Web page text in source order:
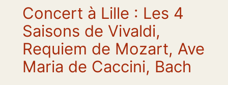
Concert à Lille : Les 4
Saisons de Vivaldi,
Requiem de Mozart, Ave
Maria de Caccini, Bach